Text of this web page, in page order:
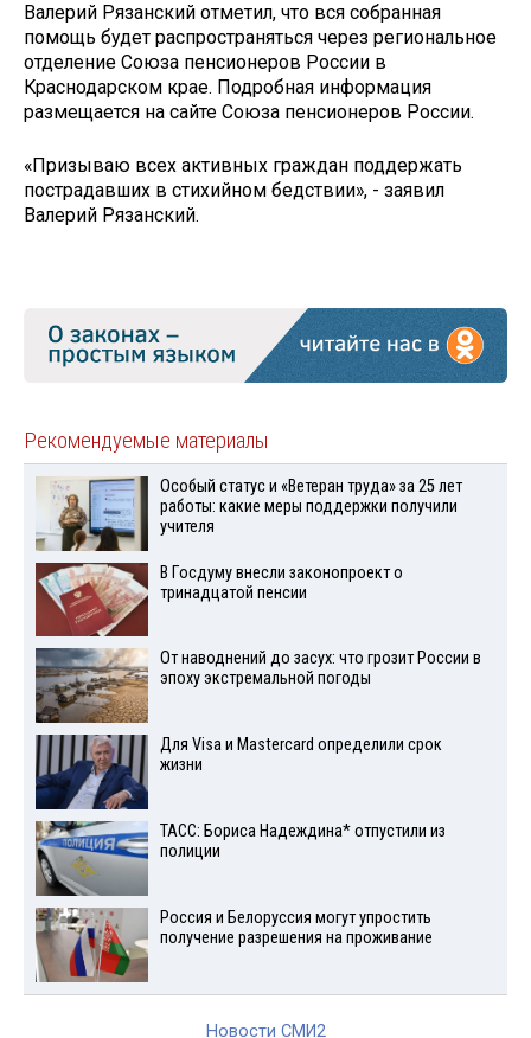
Валерий Рязанский отметил, что вся собранная
помощь будет распространяться через региональное
отделение Союза пенсионеров России в
Краснодарском крае. Подробная информация
размещается на сайте Союза пенсионеров России.
«Призываю всех активных граждан поддержать
пострадавших в стихийном бедствии», - заявил
Валерий Рязанский.
Рекомендуемые материалы
Особый статус и «Ветеран труда» за 25 лет
работы: какие меры поддержки получили
учителя
В Госдуму внесли законопроект о
тринадцатой пенсии
От наводнений до засух: что грозит России в
эпоху экстремальной погоды
Для Visа и Mastercard определили срок
жизни
ТАСС: Бориса Надеждина* отпустили из
полиции
Россия и Белоруссия могут упростить
получение разрешения на проживание
Новости СМИ2